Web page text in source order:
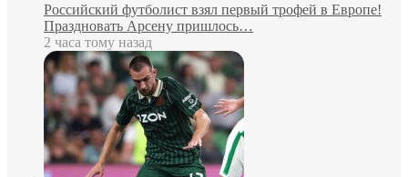
Российский футболист взял первый трофей в Европе!
Праздновать Арсену пришлось…
2 часа тому назад